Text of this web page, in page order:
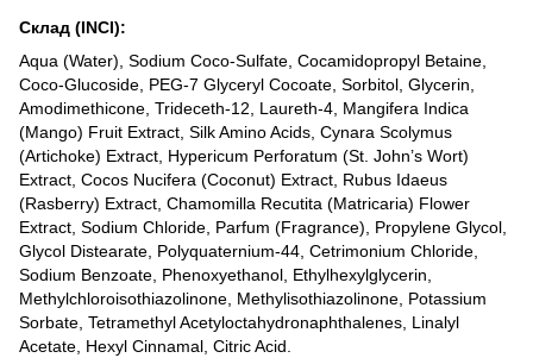
Склад (INCI):
Aqua (Water), Sodium Coco-Sulfate, Cocamidopropyl Betaine,
Coco-Glucoside, PEG-7 Glyceryl Cocoate, Sorbitol, Glycerin,
Amodimethicone, Trideceth-12, Laureth-4, Mangifera Indica
(Mango) Fruit Extract, Silk Amino Acids, Cynara Scolymus
(Artichoke) Extract, Hypericum Perforatum (St. John’s Wort)
Extract, Cocos Nucifera (Coconut) Extract, Rubus Idaeus
(Rasberry) Extract, Chamomilla Recutita (Matricaria) Flower
Extract, Sodium Chloride, Parfum (Fragrance), Propylene Glycol,
Glycol Distearate, Polyquaternium-44, Cetrimonium Chloride,
Sodium Benzoate, Phenoxyethanol, Ethylhexylglycerin,
Methylchloroisothiazolinone, Methylisothiazolinone, Potassium
Sorbate, Tetramethyl Acetyloctahydronaphthalenes, Linalyl
Acetate, Hexyl Cinnamal, Citric Acid.